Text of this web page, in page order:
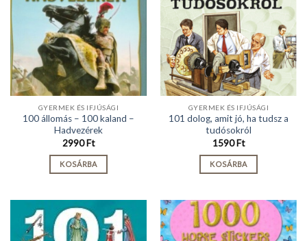
GYERMEK ÉS IFJÚSÁGI
100 állomás – 100 kaland –
Hadvezérek
2990Ft
KOSÁRBA
GYERMEK ÉS IFJÚSÁGI
101 dolog, amit jó, ha tudsz a
tudósokról
1590Ft
KOSÁRBA